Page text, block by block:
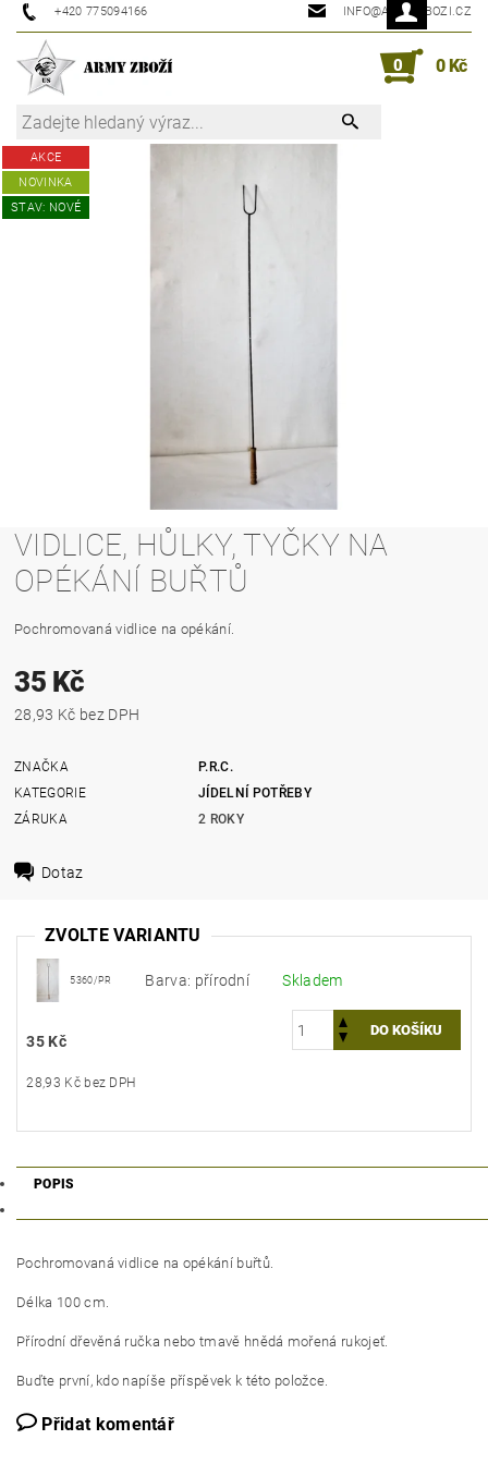
+420 775094166 INFO@ARMYZBOZI.CZ
0 0 Kč
AKCE
NOVINKA
STAV: NOVÉ
VIDLICE, HŮLKY, TYČKY NA
OPÉKÁNÍ BUŘTŮ
Pochromovaná vidlice na opékání.
35 Kč
28,93 Kč bez DPH
ZNAČKA
P.R.C.
KATEGORIE
JÍDELNÍ POTŘEBY
ZÁRUKA
2 ROKY
Dotaz
ZVOLTE VARIANTU
5360/PR Barva: přírodní Skladem
35 Kč
28,93 Kč bez DPH
POPIS
Pochromovaná vidlice na opékání buřtů.
Délka 100 cm.
Přírodní dřevěná ručka nebo tmavě hnědá mořená rukojeť.
Buďte první, kdo napíše příspěvek k této položce.
Přidat komentář